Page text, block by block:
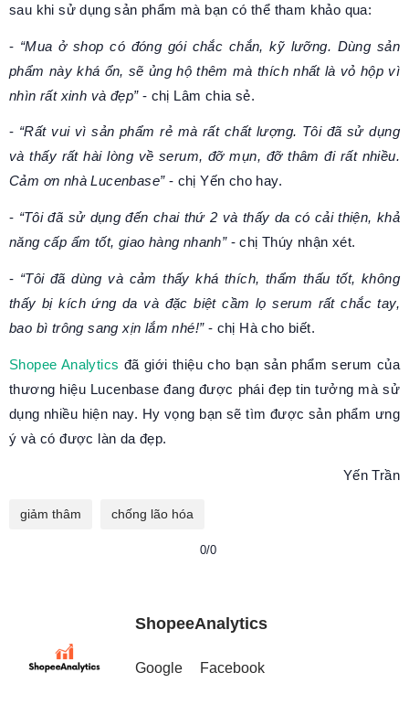
sau khi sử dụng sản phẩm mà bạn có thể tham khảo qua:
- “Mua ở shop có đóng gói chắc chắn, kỹ lưỡng. Dùng sản
phẩm này khá ổn, sẽ ủng hộ thêm mà thích nhất là vỏ hộp vì
nhìn rất xinh và đẹp” - chị Lâm chia sẻ.
- “Rất vui vì sản phẩm rẻ mà rất chất lượng. Tôi đã sử dụng
và thấy rất hài lòng về serum, đỡ mụn, đỡ thâm đi rất nhiều.
Cảm ơn nhà Lucenbase”- chị Yến cho hay.
- “Tôi đã sử dụng đến chai thứ 2 và thấy da có cải thiện, khả
năng cấp ẩm tốt, giao hàng nhanh” - chị Thúy nhận xét.
- “Tôi đã dùng và cảm thấy khá thích, thẩm thấu tốt, không
thấy bị kích ứng da và đặc biệt cầm lọ serum rất chắc tay,
bao bì trông sang xịn lắm nhé!” - chị Hà cho biết.
Shopee Analytics đã giới thiệu cho bạn sản phẩm serum của
thương hiệu Lucenbase đang được phái đẹp tin tưởng mà sử
dụng nhiều hiện nay. Hy vọng bạn sẽ tìm được sản phẩm ưng
ý và có được làn da đẹp.
Yến Trần
giảm thâm chống lão hóa
0/0
ShopeeAnalytics
Google Facebook